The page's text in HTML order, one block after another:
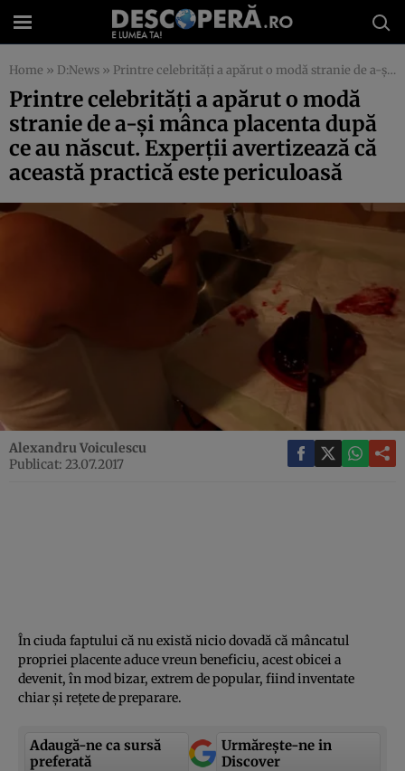
Home » D:News » Printre celebrităţi a apărut o modă stranie de a-şi mânca placenta după ce au născut. Experţii avertizează că această practică este periculoasă
Printre celebrităţi a apărut o modă
stranie de a-şi mânca placenta după
ce au născut. Experţii avertizează că
această practică este periculoasă
Alexandru Voiculescu
Publicat: 23.07.2017
În ciuda faptului că nu există nicio dovadă că mâncatul
propriei placente aduce vreun beneficiu, acest obicei a
devenit, în mod bizar, extrem de popular, fiind inventate
chiar şi reţete de preparare.
Adaugă-ne ca sursă
preferată
Urmărește-ne in
Discover